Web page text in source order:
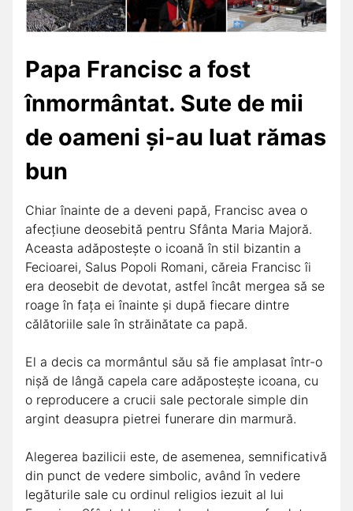
Papa Francisc a fost
înmormântat. Sute de mii
de oameni și-au luat rămas
bun
Chiar înainte de a deveni papă, Francisc avea o
afecțiune deosebită pentru Sfânta Maria Majoră.
Aceasta adăpostește o icoană în stil bizantin a
Fecioarei, Salus Popoli Romani, căreia Francisc îi
era deosebit de devotat, astfel încât mergea să se
roage în fața ei înainte și după fiecare dintre
călătoriile sale în străinătate ca papă.
El a decis ca mormântul său să fie amplasat într-o
nișă de lângă capela care adăpostește icoana, cu
o reproducere a crucii sale pectorale simple din
argint deasupra pietrei funerare din marmură.
Alegerea bazilicii este, de asemenea, semnificativă
din punct de vedere simbolic, având în vedere
legăturile sale cu ordinul religios iezuit al lui